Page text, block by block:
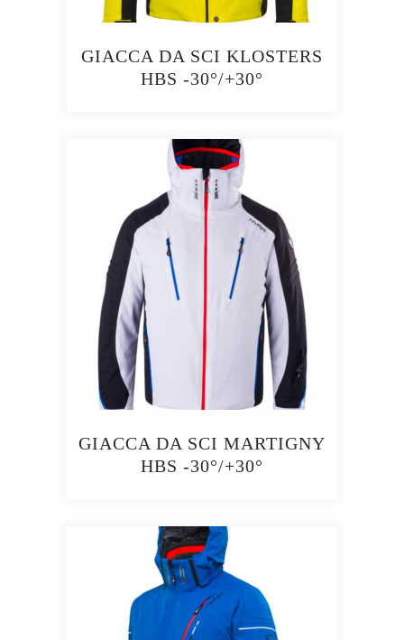
GIACCA DA SCI KLOSTERS
HBS -30°/+30°
ha
più
varianti.
opzioni
possono
essere
scelte
nella
pagina
del
GIACCA DA SCI MARTIGNY
HBS -30°/+30°
ha
più
varianti.
Le
opzioni